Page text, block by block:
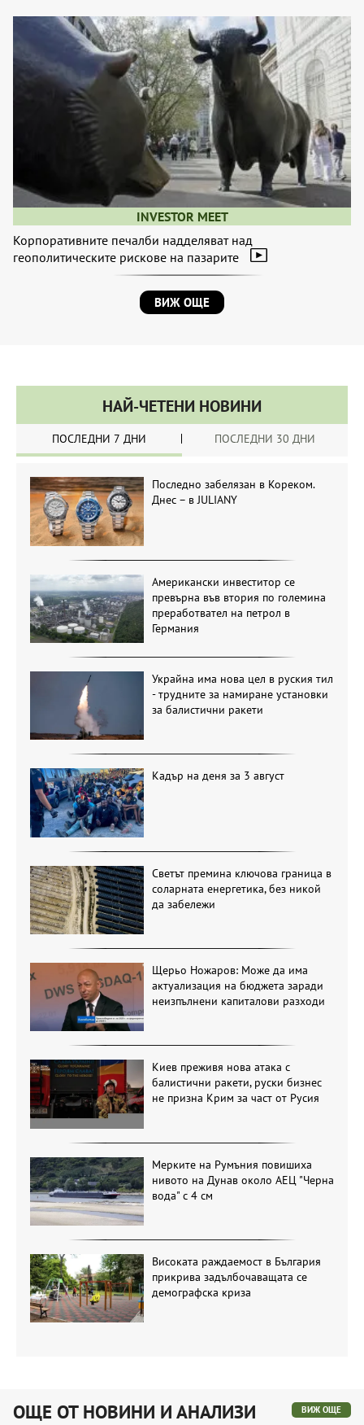
INVESTOR MEET
Корпоративните печалби надделяват над
геополитическите рискове на пазарите
ВИЖ ОЩЕ
НАЙ-ЧЕТЕНИ НОВИНИ
ПОСЛЕДНИ 7 ДНИ ПОСЛЕДНИ 30 ДНИ
Последно забелязан в Кореком.
Днес – в JULIANY
Американски инвеститор се
превърна във втория по големина
преработвател на петрол в
Германия
Украйна има нова цел в руския тил
- трудните за намиране установки
за балистични ракети
Кадър на деня за 3 август
Светът премина ключова граница в
соларната енергетика, без никой
да забележи
Щерьо Ножаров: Може да има
актуализация на бюджета заради
неизпълнени капиталови разходи
Киев преживя нова атака с
балистични ракети, руски бизнес
не призна Крим за част от Русия
Мерките на Румъния повишиха
нивото на Дунав около АЕЦ "Черна
вода" с 4 см
Високата раждаемост в България
прикрива задълбочаващата се
демографска криза
ОЩЕ ОТ НОВИНИ И АНАЛИЗИ ВИЖ ОЩЕ